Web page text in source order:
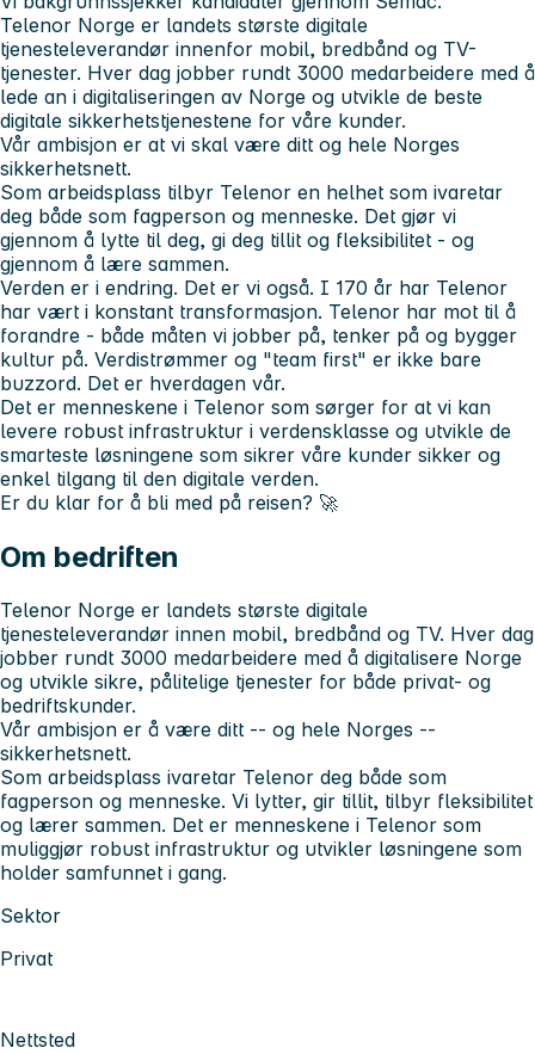
Telenor Norge er landets største digitale
tjenesteleverandør innenfor mobil, bredbånd og TV-
tjenester. Hver dag jobber rundt 3000 medarbeidere med å
lede an i digitaliseringen av Norge og utvikle de beste
digitale sikkerhetstjenestene for våre kunder.
Vår ambisjon er at vi skal være ditt og hele Norges
sikkerhetsnett.
Som arbeidsplass tilbyr Telenor en helhet som ivaretar
deg både som fagperson og menneske. Det gjør vi
gjennom å lytte til deg, gi deg tillit og fleksibilitet - og
gjennom å lære sammen.
Verden er i endring. Det er vi også. I 170 år har Telenor
har vært i konstant transformasjon. Telenor har mot til å
forandre - både måten vi jobber på, tenker på og bygger
kultur på. Verdistrømmer og "team first" er ikke bare
buzzord. Det er hverdagen vår.
Det er menneskene i Telenor som sørger for at vi kan
levere robust infrastruktur i verdensklasse og utvikle de
smarteste løsningene som sikrer våre kunder sikker og
enkel tilgang til den digitale verden.
Er du klar for å bli med på reisen? 🚀
Om bedriften
Telenor Norge er landets største digitale
tjenesteleverandør innen mobil, bredbånd og TV. Hver dag
jobber rundt 3000 medarbeidere med å digitalisere Norge
og utvikle sikre, pålitelige tjenester for både privat- og
bedriftskunder.
Vår ambisjon er å være ditt -- og hele Norges --
sikkerhetsnett.
Som arbeidsplass ivaretar Telenor deg både som
fagperson og menneske. Vi lytter, gir tillit, tilbyr fleksibilitet
og lærer sammen. Det er menneskene i Telenor som
muliggjør robust infrastruktur og utvikler løsningene som
holder samfunnet i gang.
Sektor
Privat
Nettsted